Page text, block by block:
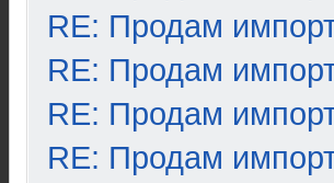
RE: Продам
RE: Продам
RE: Продам
RE: Продам